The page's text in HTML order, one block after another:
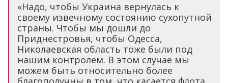
«Надо, чтобы Украина вернулась к
своему извечному состоянию сухопутной
страны. Чтобы мы дошли до
Приднестровья, чтобы Одесса,
Николаевская область тоже были под
нашим контролем. В этом случае мы
можем быть относительно более